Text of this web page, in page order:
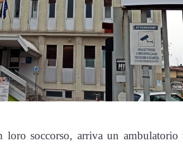
soccorso, arriva un ambulatorio